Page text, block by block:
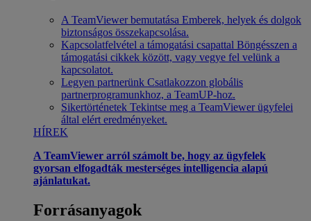
A TeamViewer bemutatása Emberek, helyek és dolgok
biztonságos összekapcsolása.
Kapcsolatfelvétel a támogatási csapattal Böngésszen a
támogatási cikkek között, vagy vegye fel velünk a
kapcsolatot.
Legyen partnerünk Csatlakozzon globális
partnerprogramunkhoz, a TeamUP-hoz.
Sikertörténetek Tekintse meg a TeamViewer ügyfelei
által elért eredményeket.
HÍREK
A TeamViewer arról számolt be, hogy az ügyfelek
gyorsan elfogadták mesterséges intelligencia alapú
ajánlatukat.
Forrásanyagok